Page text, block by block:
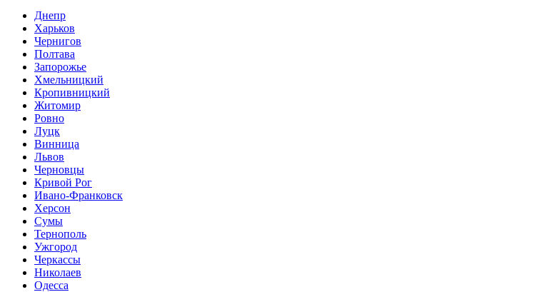
Днепр
Харьков
Чернигов
Полтава
Запорожье
Хмельницкий
Кропивницкий
Житомир
Ровно
Луцк
Винница
Львов
Черновцы
Кривой Рог
Ивано-Франковск
Херсон
Сумы
Тернополь
Ужгород
Черкассы
Николаев
Одесса